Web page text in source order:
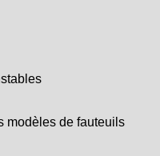
modèles de fauteuils